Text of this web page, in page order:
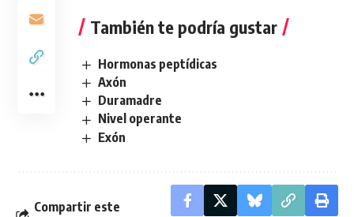
También te podría gustar
Hormonas peptídicas
Axón
Duramadre
Nivel operante
Exón
Compartir este